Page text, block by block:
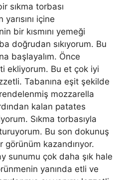
sıkma torbası
yarısını içine
bir kısmını yemeği
doğrudan sıkıyorum. Bu
başlayalım. Önce
ekliyorum. Bu et çok iyi
Tabanına eşit şekilde
mozzarella
kalan patates
Sıkma torbasıyla
Bu son dokunuş
kazandırıyor.
sunumu çok daha şık hale
yanında etli ve